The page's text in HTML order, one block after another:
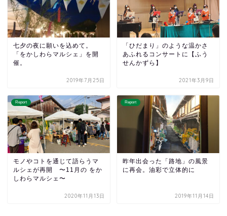
七夕の夜に願いを込めて。
「をかしわらマルシェ」を開
催。
2019年7月25日
「ひだまり」のような温かさ
あふれるコンサートに【ふう
せんかずら】
2021年3月9日
Report
モノやコトを通じて語らうマ
ルシェが再開 〜11月の をか
しわらマルシェ〜
2020年11月13日
Report
昨年出会った「路地」の風景
に再会。油彩で立体的に
2019年11月14日